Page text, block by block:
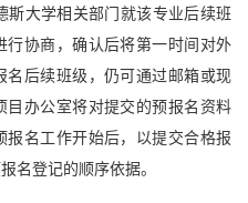
大学相关部门就该专业后续班
协商，确认后将第一时间对外
名后续班级，仍可通过邮箱或现
办公室将对提交的预报名资料
名工作开始后，以提交合格报
名登记的顺序依据。